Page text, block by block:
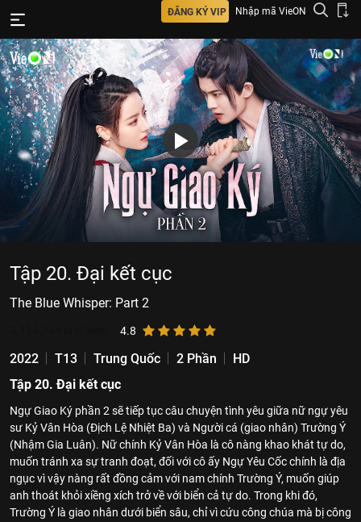
ĐĂNG KÝ VIP Nhập mã VieON
Tập 20. Đại kết cục
The Blue Whisper: Part 2
4.8
2022 T13 Trung Quốc 2 Phần
HD
Tập 20. Đại kết cục
Ngự Giao Ký phần 2 sẽ tiếp tục câu chuyện tình yêu giữa nữ ngự yêu
sư Kỷ Vân Hòa (Địch Lệ Nhiệt Ba) và Người cá (giao nhân) Trường Ý
(Nhậm Gia Luân). Nữ chính Kỷ Vân Hòa là cô nàng khao khát tự do,
muốn tránh xa sự tranh đoạt, đối với cô ấy Ngự Yêu Cốc chính là địa
ngục vì vậy nàng rất đồng cảm với nam chính Trường Ý, muốn giúp
anh thoát khỏi xiềng xích trở về với biển cả tự do. Trong khi đó,
Trường Ý là giao nhân dưới biển sâu, chỉ vì cứu công chúa mà bị công